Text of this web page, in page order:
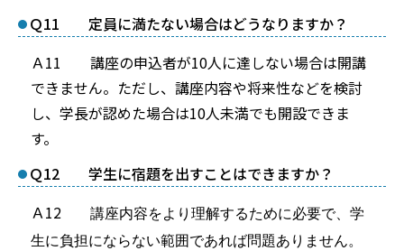
Ｑ11 定員に満たない場合はどうなりますか？
Ａ11 講座の申込者が10人に達しない場合は開講
できません。ただし、講座内容や将来性などを検討
し、学長が認めた場合は10人未満でも開設できま
す。
Ｑ12 学生に宿題を出すことはできますか？
Ａ12
講座内容をより理解するために必要で、学
生に負担にならない範囲であれば問題ありません。